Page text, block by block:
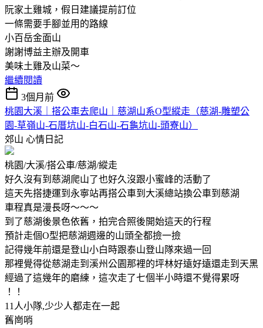
阮家土雞城，假日建議提前訂位
一條需要手腳並用的路線
小百岳金面山
謝謝博益主辦及開車
美味土雞及山菜～
繼續閱讀
3個月前
桃園大溪｜搭公車去爬山｜慈湖山系O型縱走（慈湖-雕塑公
園-草嶺山-石厝坑山-白石山-石龜坑山-頭寮山）
郊山 心情日記
桃園/大溪/搭公車/慈湖/縱走
好久沒有到慈湖爬山了也好久沒跟小蜜峰的活動了
這天先搭捷運到永寧站再搭公車到大溪總站換公車到慈湖
車程真是漫長呀～～～
到了慈湖後景色依舊，拍完合照後開始這天的行程
預計走個O型把慈湖週邊的山頭全都撿一撿
記得幾年前還是登山小白時跟泰山登山隊來過一回
那裡覺得從慈湖走到溪州公園那裡的坪林好遠好遠還走到天黑
經過了這幾年的磨練，這次走了七個半小時還不覺得累呀
！！
11人小隊,少少人都走在一起
舊崗哨